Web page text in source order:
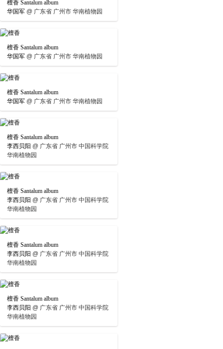
檀香 Santalum album
华国军 @ 广东省 广州市 华南植物园
檀香 Santalum album
华国军 @ 广东省 广州市 华南植物园
檀香 Santalum album
华国军 @ 广东省 广州市 华南植物园
檀香 Santalum album
李西贝阳 @ 广东省 广州市 中国科学院
华南植物园
檀香 Santalum album
李西贝阳 @ 广东省 广州市 中国科学院
华南植物园
檀香 Santalum album
李西贝阳 @ 广东省 广州市 中国科学院
华南植物园
檀香 Santalum album
李西贝阳 @ 广东省 广州市 中国科学院
华南植物园